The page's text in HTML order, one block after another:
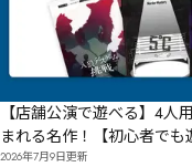
【店舗公演で遊べる】4
まれる名作！【初心者でも
2026年7月9日更新